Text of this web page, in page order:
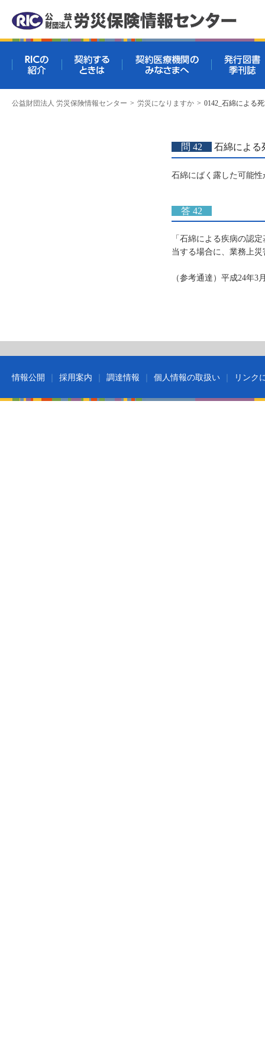
公益財団法人 労災保険情報センター > 労災になりますか > 0142_石綿による
問 42 石綿による
石綿にばく露した可能
答 42
「石綿による疾病の認
当する場合に、業務上
（参考通達）平成24年3
情報公開 採用案内 調達情報 個人情報の取扱い リンク